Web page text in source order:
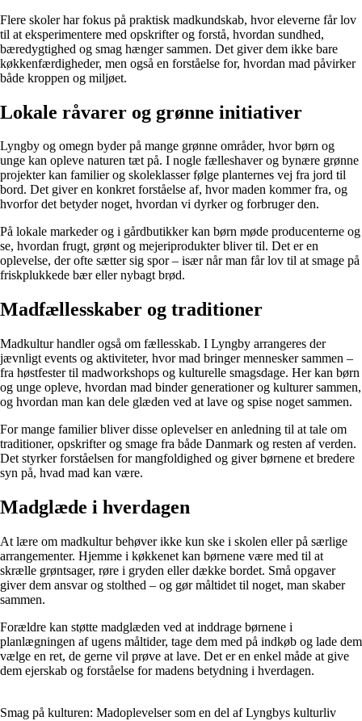
Flere skoler har fokus på praktisk madkundskab, hvor eleverne får lov
til at eksperimentere med opskrifter og forstå, hvordan sundhed,
bæredygtighed og smag hænger sammen. Det giver dem ikke bare
køkkenfærdigheder, men også en forståelse for, hvordan mad påvirker
både kroppen og miljøet.
Lokale råvarer og grønne initiativer
Lyngby og omegn byder på mange grønne områder, hvor børn og
unge kan opleve naturen tæt på. I nogle fælleshaver og bynære grønne
projekter kan familier og skoleklasser følge planternes vej fra jord til
bord. Det giver en konkret forståelse af, hvor maden kommer fra, og
hvorfor det betyder noget, hvordan vi dyrker og forbruger den.
På lokale markeder og i gårdbutikker kan børn møde producenterne og
se, hvordan frugt, grønt og mejeriprodukter bliver til. Det er en
oplevelse, der ofte sætter sig spor – især når man får lov til at smage på
friskplukkede bær eller nybagt brød.
Madfællesskaber og traditioner
Madkultur handler også om fællesskab. I Lyngby arrangeres der
jævnligt events og aktiviteter, hvor mad bringer mennesker sammen –
fra høstfester til madworkshops og kulturelle smagsdage. Her kan børn
og unge opleve, hvordan mad binder generationer og kulturer sammen,
og hvordan man kan dele glæden ved at lave og spise noget sammen.
For mange familier bliver disse oplevelser en anledning til at tale om
traditioner, opskrifter og smage fra både Danmark og resten af verden.
Det styrker forståelsen for mangfoldighed og giver børnene et bredere
syn på, hvad mad kan være.
Madglæde i hverdagen
At lære om madkultur behøver ikke kun ske i skolen eller på særlige
arrangementer. Hjemme i køkkenet kan børnene være med til at
skrælle grøntsager, røre i gryden eller dække bordet. Små opgaver
giver dem ansvar og stolthed – og gør måltidet til noget, man skaber
sammen.
Forældre kan støtte madglæden ved at inddrage børnene i
planlægningen af ugens måltider, tage dem med på indkøb og lade dem
vælge en ret, de gerne vil prøve at lave. Det er en enkel måde at give
dem ejerskab og forståelse for madens betydning i hverdagen.
Smag på kulturen: Madoplevelser som en del af Lyngbys kulturliv